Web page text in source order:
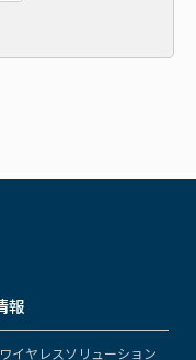
報
イヤレスソリューション